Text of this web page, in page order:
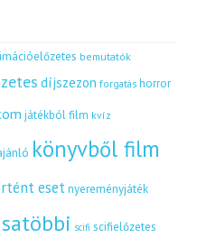
bemutatók
díjszezon forgatás horror
játékból film kvíz
könyvből film
eset nyereményjáték
satöbbi scifi scifielőzetes